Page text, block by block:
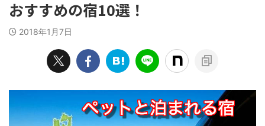
おすすめの宿10選！
2018年1月7日